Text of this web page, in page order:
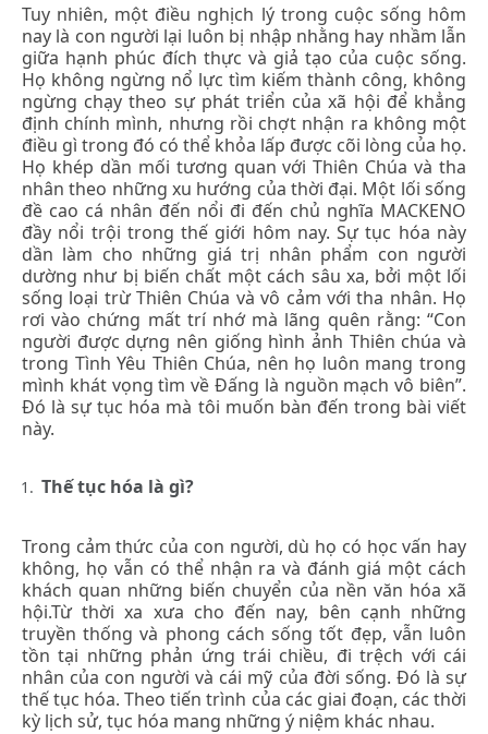
Tuy nhiên, một điều nghịch lý trong cuộc sống hôm
nay là con người lại luôn bị nhập nhằng hay nhầm lẫn
giữa hạnh phúc đích thực và giả tạo của cuộc sống.
Họ không ngừng nổ lực tìm kiếm thành công, không
ngừng chạy theo sự phát triển của xã hội để khẳng
định chính mình, nhưng rồi chợt nhận ra không một
điều gì trong đó có thể khỏa lấp được cõi lòng của họ.
Họ khép dần mối tương quan với Thiên Chúa và tha
nhân theo những xu hướng của thời đại. Một lối sống
đề cao cá nhân đến nổi đi đến chủ nghĩa MACKENO
đầy nổi trội trong thế giới hôm nay. Sự tục hóa này
dần làm cho những giá trị nhân phẩm con người
dường như bị biến chất một cách sâu xa, bởi một lối
sống loại trừ Thiên Chúa và vô cảm với tha nhân. Họ
rơi vào chứng mất trí nhớ mà lãng quên rằng: “Con
người được dựng nên giống hình ảnh Thiên chúa và
trong Tình Yêu Thiên Chúa, nên họ luôn mang trong
mình khát vọng tìm về Đấng là nguồn mạch vô biên”.
Đó là sự tục hóa mà tôi muốn bàn đến trong bài viết
này.
Thế tục hóa là gì?
Trong cảm thức của con người, dù họ có học vấn hay
không, họ vẫn có thể nhận ra và đánh giá một cách
khách quan những biến chuyển của nền văn hóa xã
hội.Từ thời xa xưa cho đến nay, bên cạnh những
truyền thống và phong cách sống tốt đẹp, vẫn luôn
tồn tại những phản ứng trái chiều, đi trệch với cái
nhân của con người và cái mỹ của đời sống. Đó là sự
thế tục hóa. Theo tiến trình của các giai đoạn, các thời
kỳ lịch sử, tục hóa mang những ý niệm khác nhau.